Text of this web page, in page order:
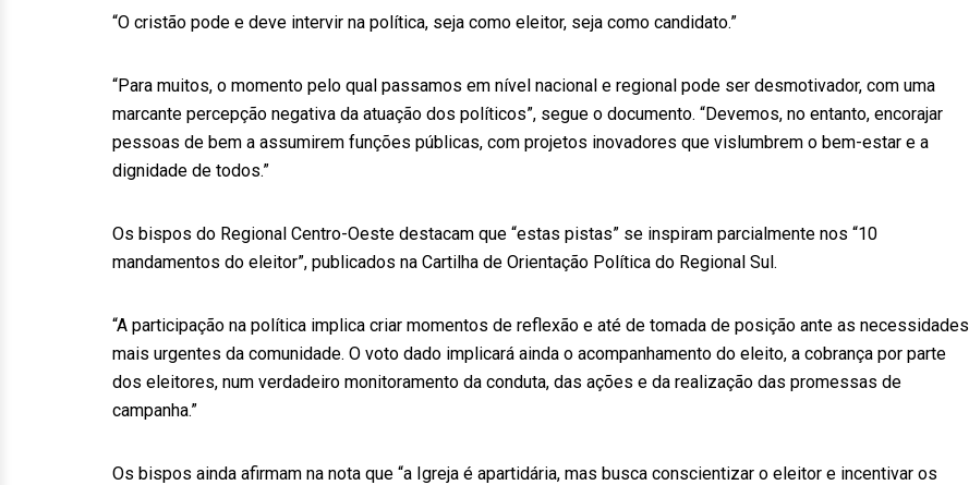
“O cristão pode e deve intervir na política, seja como eleitor, seja como candidato.”
“Para muitos, o momento pelo qual passamos em nível nacional e regional pode ser desmotivador, com uma
marcante percepção negativa da atuação dos políticos”, segue o documento. “Devemos, no entanto, encorajar
pessoas de bem a assumirem funções públicas, com projetos inovadores que vislumbrem o bem-estar e a
dignidade de todos.”
Os bispos do Regional Centro-Oeste destacam que “estas pistas” se inspiram parcialmente nos “10
mandamentos do eleitor”, publicados na Cartilha de Orientação Política do Regional Sul.
“A participação na política implica criar momentos de reflexão e até de tomada de posição ante as necessidades
mais urgentes da comunidade. O voto dado implicará ainda o acompanhamento do eleito, a cobrança por parte
dos eleitores, num verdadeiro monitoramento da conduta, das ações e da realização das promessas de
campanha.”
Os bispos ainda afirmam na nota que “a Igreja é apartidária, mas busca conscientizar o eleitor e incentivar os